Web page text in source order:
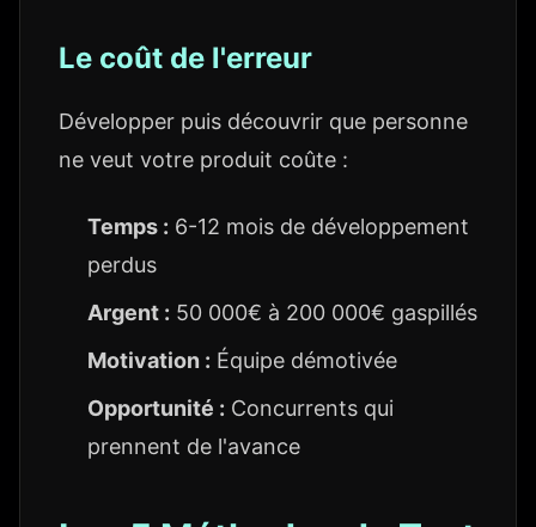
Le coût de l'erreur
Développer puis découvrir que personne
ne veut votre produit coûte :
Temps : 6-12 mois de développement
perdus
Argent : 50 000€ à 200 000€ gaspillés
Motivation : Équipe démotivée
Opportunité : Concurrents qui
prennent de l'avance